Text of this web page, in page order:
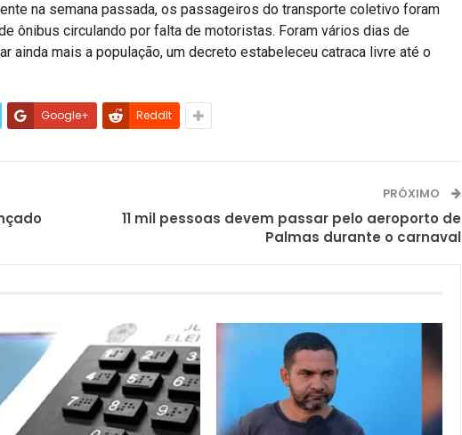
na semana passada, os passageiros do transporte coletivo foram
ônibus circulando por falta de motoristas. Foram vários dias de
ainda mais a população, um decreto estabeleceu catraca livre até o
Google+ ReddIt
PRÓXIMO
11 mil pessoas devem passar pelo aeroporto de
Palmas durante o carnaval